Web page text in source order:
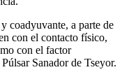
coadyuvante, a parte de
con el contacto físico,
con el factor
Sanador de Tseyor.